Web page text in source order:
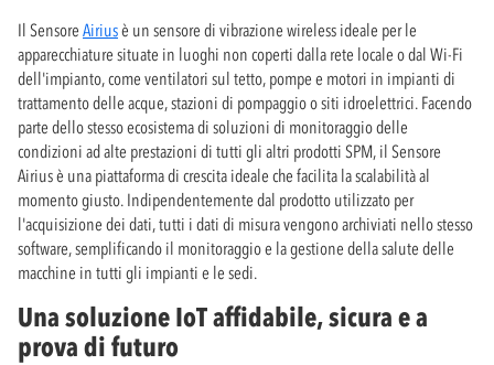
Il Sensore Airiusè un sensore di vibrazione wireless ideale per le
apparecchiature situate in luoghi non coperti dalla rete locale o dal Wi-Fi
dell'impianto, come ventilatori sul tetto, pompe e motori in impianti di
trattamento delle acque, stazioni di pompaggio o siti idroelettrici. Facendo
parte dello stesso ecosistema di soluzioni di monitoraggio delle
condizioni ad alte prestazioni di tutti gli altri prodotti SPM, il Sensore
Airius è una piattaforma di crescita ideale che facilita la scalabilità al
momento giusto. Indipendentemente dal prodotto utilizzato per
l'acquisizione dei dati, tutti i dati di misura vengono archiviati nello stesso
software, semplificando il monitoraggio e la gestione della salute delle
macchine in tutti gli impianti e le sedi.
Una soluzione IoT affidabile, sicura e a
prova di futuro